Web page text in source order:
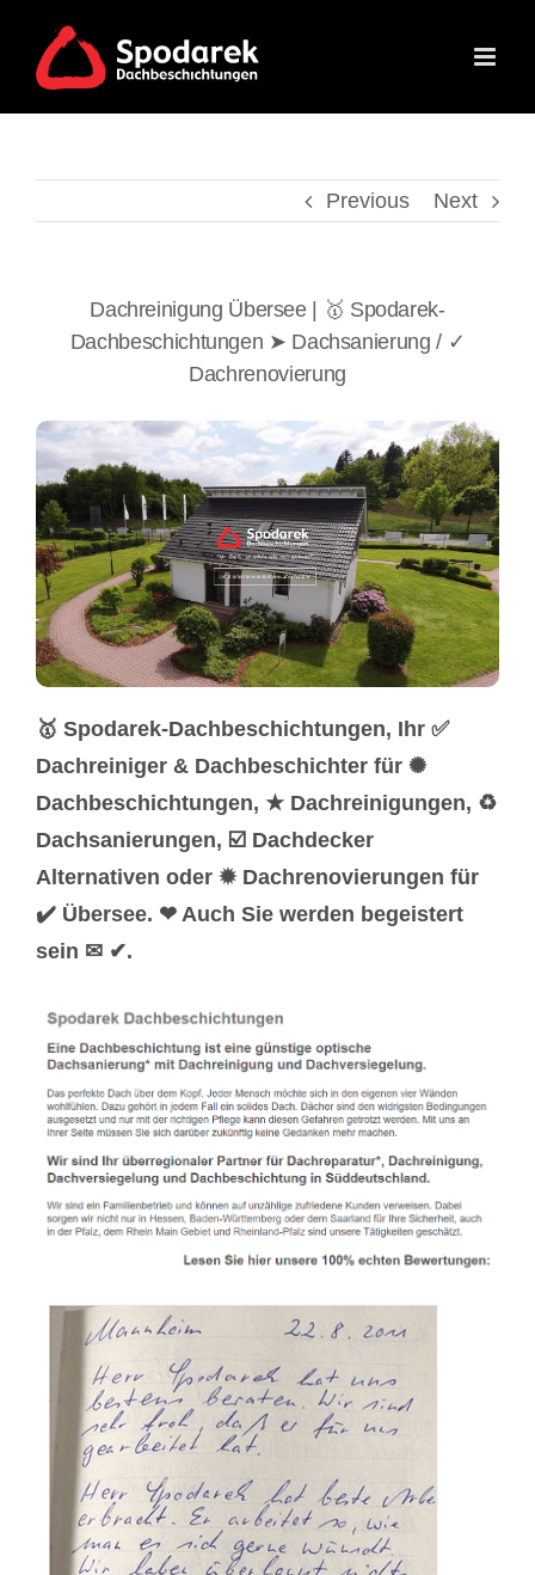
content
Previous Next
Dachreinigung Übersee | 🥇 Spodarek-
Dachbeschichtungen ➤ Dachsanierung / ✓
Dachrenovierung
🥇 Spodarek-Dachbeschichtungen, Ihr ✅
Dachreiniger & Dachbeschichter für ✺
Dachbeschichtungen, ★ Dachreinigungen, ♻
Dachsanierungen, ☑️ Dachdecker
Alternativen oder ✹ Dachrenovierungen für
✔️ Übersee. ❤ Auch Sie werden begeistert
sein ✉ ✔.